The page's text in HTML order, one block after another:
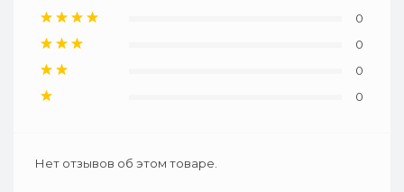
0
0
0
0
Нет отзывов об этом товаре.